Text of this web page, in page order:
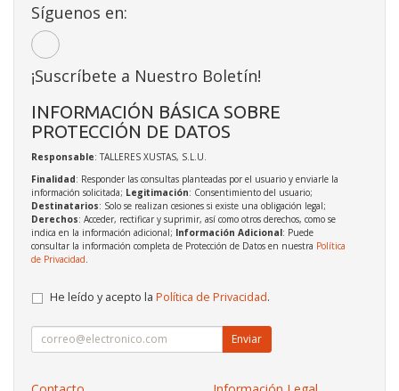
Síguenos en:
¡Suscríbete a Nuestro Boletín!
INFORMACIÓN BÁSICA SOBRE
PROTECCIÓN DE DATOS
Responsable: TALLERES XUSTAS, S.L.U.
Finalidad: Responder las consultas planteadas por el usuario y enviarle la
información solicitada; Legitimación: Consentimiento del usuario;
Destinatarios: Solo se realizan cesiones si existe una obligación legal;
Derechos: Acceder, rectificar y suprimir, así como otros derechos, como se
indica en la información adicional; Información Adicional: Puede
consultar la información completa de Protección de Datos en nuestra Política
de Privacidad
He leído y acepto la Política de Privacidad.
Enviar